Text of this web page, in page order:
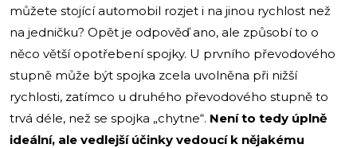
můžete stojící automobil rozjet i na jinou rychlost než
na jedničku? Opět je odpověď ano, ale způsobí to o
něco větší opotřebení spojky. U prvního převodového
stupně může být spojka zcela uvolněna při nižší
rychlosti, zatímco u druhého převodového stupně to
trvá déle, než se spojka „chytne“. Není to tedy úplně
ideální, ale vedlejší účinky vedoucí k nějakému